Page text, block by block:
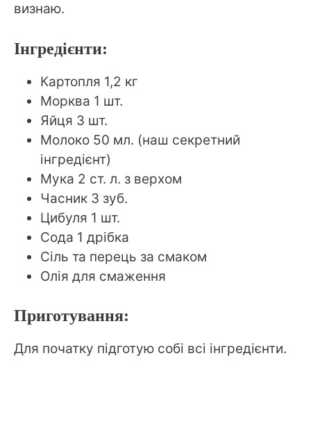
визнаю.
Інгредієнти:
Картопля 1,2 кг
Морква 1 шт.
Яйця 3 шт.
Молоко 50 мл. (наш секретний
інгредієнт)
Мука 2 ст. л. з верхом
Часник 3 зуб.
Цибуля 1 шт.
Сода 1 дрібка
Сіль та перець за смаком
Олія для смаження
Приготування:
Для початку підготую собі всі інгредієнти.